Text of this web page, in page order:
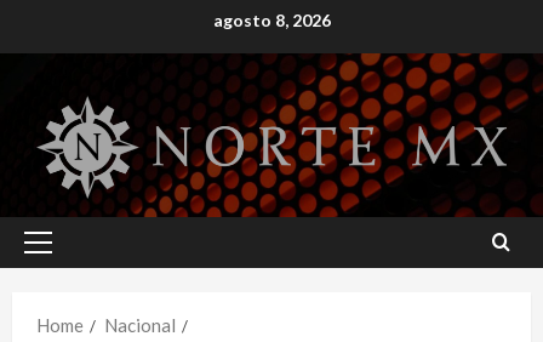
to
agosto 8, 2026
Primary
Home
Nacional